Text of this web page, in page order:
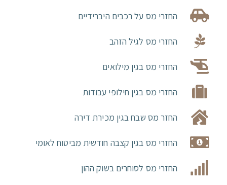
החזרי מס על רכבים היברידיים
החזרי מס לגיל הזהב
החזרי מס בגין מילואים
החזרי מס בגין חילופי עבודות
החזר מס שבח בגין מכירת דירה
החזרי מס בגין קצבה חודשית מביטוח לאומי
החזרי מס לסוחרים בשוק ההון